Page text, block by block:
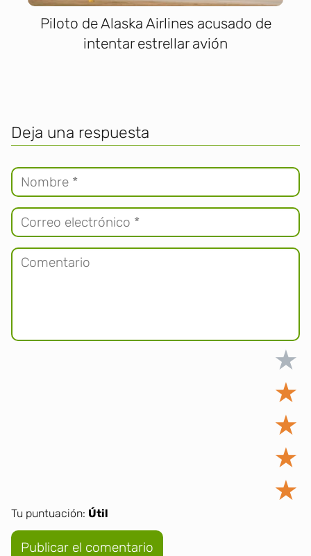
Piloto de Alaska Airlines acusado de
intentar estrellar avión
Deja una respuesta
★
★
★
★
★
Tu puntuación: Útil